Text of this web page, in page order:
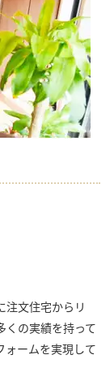
注文住宅からリ
くの実績を持って
ォームを実現して